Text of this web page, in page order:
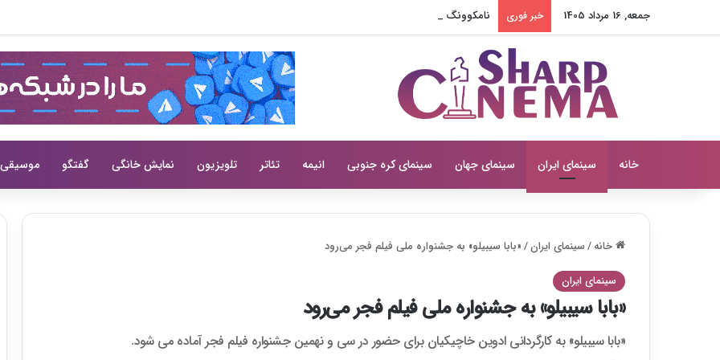
جمعه, 16 مرداد 1405 خبر فوری نامکوونگ مین در همسر بازجویی سختی از لی سانگ هی می‌کند
خانه سینمای ایران سینمای جهان سینمای کره جنوبی انیمه تئاتر تلویزیون نمایش خانگی گفتگو موسیقی
خانه/سینمای ایران/«بابا سیبیلو» به جشنواره ملی فیلم فجر می‌رود
سینمای ایران
«بابا سیبیلو» به جشنواره ملی فیلم فجر می‌رود
«بابا سیبیلو» به کارگردانی ادوین خاچیکیان برای حضور در سی و نهمین جشنواره فیلم فجر آماده می شود.